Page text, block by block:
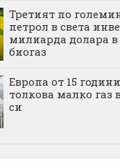
Третият по
петрол в света
милиарда долара в
биогаз
Европа от 15
толкова малко газ
си